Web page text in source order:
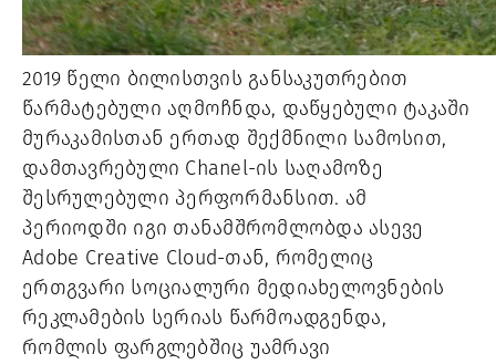
2019 წელი ბილისთვის განსაკუთრებით
წარმატებული აღმოჩნდა, დაწყებული ტაკაში
მურაკამისთან ერთად შექმნილი სამოსით,
დამთავრებული Chanel-ის საღამოზე
შესრულებული პერფორმანსით. ამ
პერიოდში იგი თანამშრომლობდა ასევე
Adobe Creative Cloud-თან, რომელიც
ერთგვარი სოციალური მედიახელოვნების
რეკლამების სერიას წარმოადგენდა,
რომლის ფარგლებშიც უამრავი